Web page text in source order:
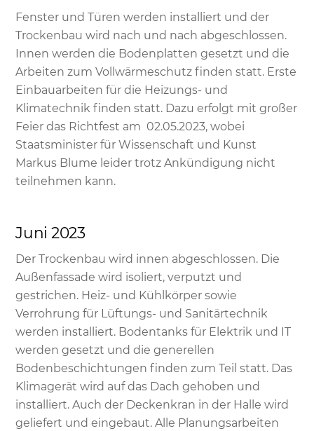
Fenster und Türen werden installiert und der
Trockenbau wird nach und nach abgeschlossen.
Innen werden die Bodenplatten gesetzt und die
Arbeiten zum Vollwärmeschutz finden statt. Erste
Einbauarbeiten für die Heizungs- und
Klimatechnik finden statt. Dazu erfolgt mit großer
Feier das Richtfest am 02.05.2023, wobei
Staatsminister für Wissenschaft und Kunst
Markus Blume leider trotz Ankündigung nicht
teilnehmen kann.
Juni 2023
Der Trockenbau wird innen abgeschlossen. Die
Außenfassade wird isoliert, verputzt und
gestrichen. Heiz- und Kühlkörper sowie
Verrohrung für Lüftungs- und Sanitärtechnik
werden installiert. Bodentanks für Elektrik und IT
werden gesetzt und die generellen
Bodenbeschichtungen finden zum Teil statt. Das
Klimagerät wird auf das Dach gehoben und
installiert. Auch der Deckenkran in der Halle wird
geliefert und eingebaut. Alle Planungsarbeiten